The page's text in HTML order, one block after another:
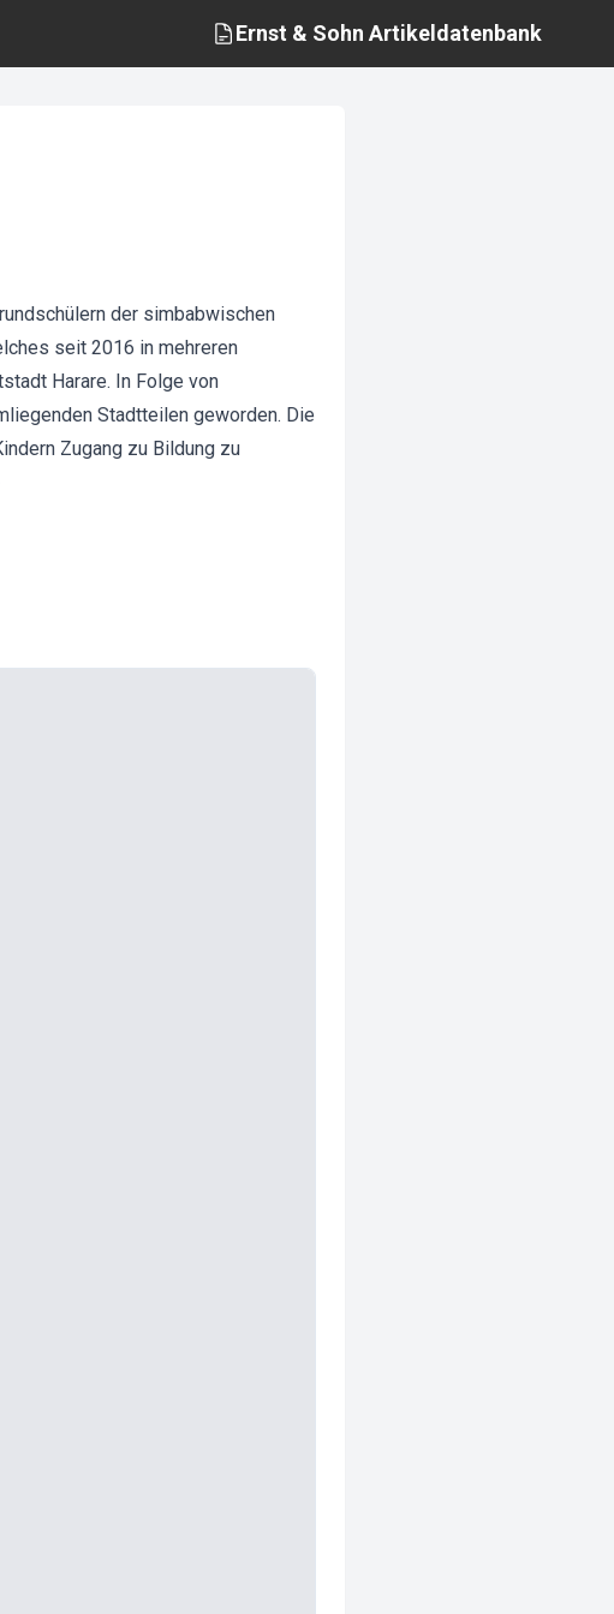
Ernst & Sohn Artikeldatenbank
der simbabwischen
seit 2016 in mehreren
Harare. In Folge von
Stadtteilen geworden. Die
Zugang zu Bildung zu